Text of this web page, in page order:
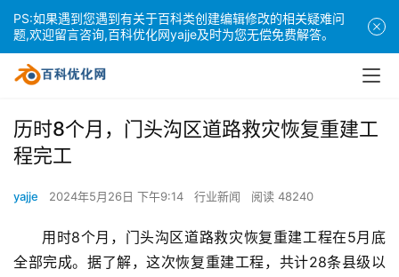
历时8个月，门头沟区道路救灾恢复重建工
程完工
yajje 2024年5月26日 下午9:14 行业新闻 阅读 48240
用时8个月，门头沟区道路救灾恢复重建工程在5月底
全部完成。据了解，这次恢复重建工程，共计28条县级以
PS:如果遇到您遇到有关于百科类创建编辑修改的相关疑难问
题,欢迎留言咨询,百科优化网yajje及时为您无偿免费解答。